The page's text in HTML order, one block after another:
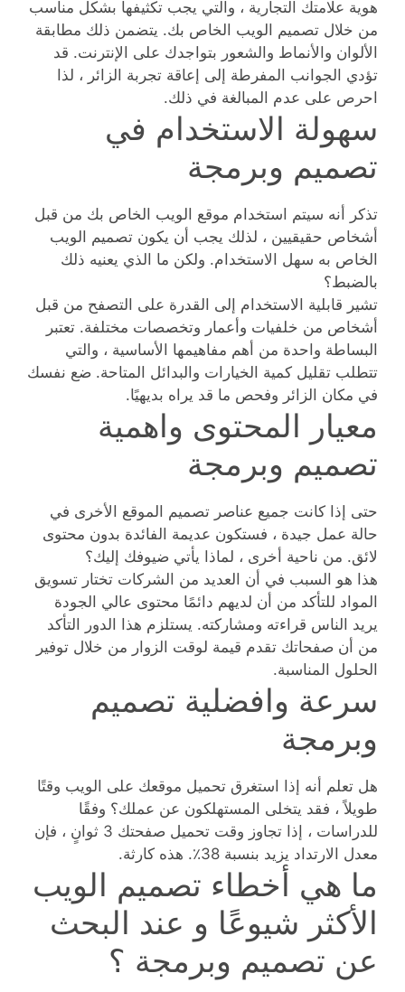
هوية علامتك التجارية ، والتي يجب تكثيفها بشكل مناسب
من خلال تصميم الويب الخاص بك. يتضمن ذلك مطابقة
الألوان والأنماط والشعور بتواجدك على الإنترنت. قد
تؤدي الجوانب المفرطة إلى إعاقة تجربة الزائر ، لذا
احرص على عدم المبالغة في ذلك.
سهولة الاستخدام في
تصميم وبرمجة
تذكر أنه سيتم استخدام موقع الويب الخاص بك من قبل
أشخاص حقيقيين ، لذلك يجب أن يكون تصميم الويب
الخاص به سهل الاستخدام. ولكن ما الذي يعنيه ذلك
بالضبط؟
تشير قابلية الاستخدام إلى القدرة على التصفح من قبل
أشخاص من خلفيات وأعمار وتخصصات مختلفة. تعتبر
البساطة واحدة من أهم مفاهيمها الأساسية ، والتي
تتطلب تقليل كمية الخيارات والبدائل المتاحة. ضع نفسك
في مكان الزائر وفحص ما قد يراه بديهيًا.
معيار المحتوى واهمية
تصميم وبرمجة
حتى إذا كانت جميع عناصر تصميم الموقع الأخرى في
حالة عمل جيدة ، فستكون عديمة الفائدة بدون محتوى
لائق. من ناحية أخرى ، لماذا يأتي ضيوفك إليك؟
هذا هو السبب في أن العديد من الشركات تختار تسويق
المواد للتأكد من أن لديهم دائمًا محتوى عالي الجودة
يريد الناس قراءته ومشاركته. يستلزم هذا الدور التأكد
من أن صفحاتك تقدم قيمة لوقت الزوار من خلال توفير
الحلول المناسبة.
سرعة وافضلية تصميم
وبرمجة
هل تعلم أنه إذا استغرق تحميل موقعك على الويب وقتًا
طويلاً ، فقد يتخلى المستهلكون عن عملك؟ وفقًا
للدراسات ، إذا تجاوز وقت تحميل صفحتك 3 ثوانٍ ، فإن
معدل الارتداد يزيد بنسبة 38٪. هذه كارثة.
ما هي أخطاء تصميم الويب
الأكثر شيوعًا و عند البحث
عن تصميم وبرمجة ؟